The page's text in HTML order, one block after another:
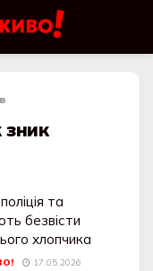
та
безвісти
хлопчика
17.05.2026